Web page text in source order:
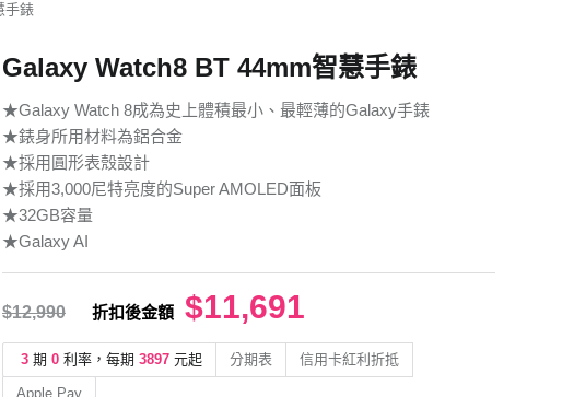
手錶
Galaxy Watch8 BT 44mm智慧手錶
★Galaxy Watch 8成為史上體積最小、最輕薄的Galaxy手錶
★錶身所用材料為鋁合金
★採用圓形表殼設計
★採用3,000尼特亮度的Super AMOLED面板
★32GB容量
★Galaxy AI
$12,990 折扣後金額 $11,691
3 期 0 利率，每期 3897 元起 分期表 信用卡紅利折抵
Apple Pay